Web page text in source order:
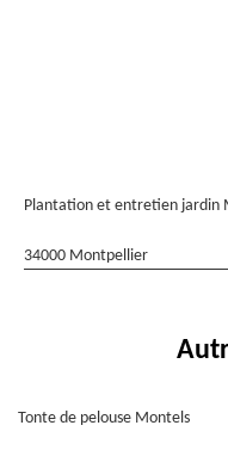
Plantation et entretien jardin
34000 Montpellier
Tonte de pelouse Montels